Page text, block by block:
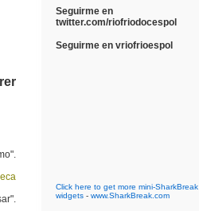
Seguirme en
twitter.com/riofriodocespol
Seguirme en vriofrioespol
Click here to get more mini-SharkBreak
widgets - www.SharkBreak.com